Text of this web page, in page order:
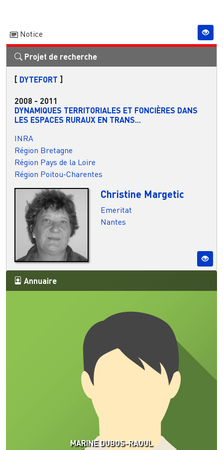
Notice
Projet de recherche
[ DYTEFORT ]
2008 - 2011
DYNAMIQUES TERRITORIALES ET FONCIÈRES DANS
LES ESPACES RURAUX EN TRANS...
INRA
Région Bretagne
Région Pays de la Loire
Région Poitou-Charentes
Christine Margetic
Emeritat
Nantes
Annuaire
MARINE DUBOS-RAOUL